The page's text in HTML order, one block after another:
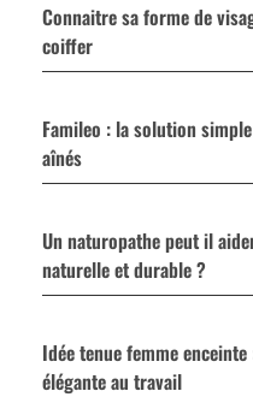
Connaitre sa forme de
coiffer
Famileo : la solution
aînés
Un naturopathe peut il
naturelle et durable ?
Idée tenue femme
élégante au travail